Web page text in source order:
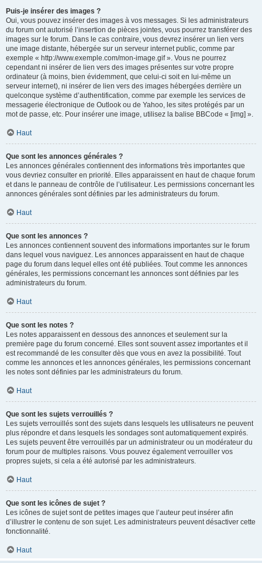
Puis-je insérer des images ?
Oui, vous pouvez insérer des images à vos messages. Si les administrateurs
du forum ont autorisé l’insertion de pièces jointes, vous pourrez transférer des
images sur le forum. Dans le cas contraire, vous devrez insérer un lien vers
une image distante, hébergée sur un serveur internet public, comme par
exemple « http://www.exemple.com/mon-image.gif ». Vous ne pourrez
cependant ni insérer de lien vers des images présentes sur votre propre
ordinateur (à moins, bien évidemment, que celui-ci soit en lui-même un
serveur internet), ni insérer de lien vers des images hébergées derrière un
quelconque système d’authentification, comme par exemple les services de
messagerie électronique de Outlook ou de Yahoo, les sites protégés par un
mot de passe, etc. Pour insérer une image, utilisez la balise BBCode « [img] ».
Haut
Que sont les annonces générales ?
Les annonces générales contiennent des informations très importantes que
vous devriez consulter en priorité. Elles apparaissent en haut de chaque forum
et dans le panneau de contrôle de l’utilisateur. Les permissions concernant les
annonces générales sont définies par les administrateurs du forum.
Haut
Que sont les annonces ?
Les annonces contiennent souvent des informations importantes sur le forum
dans lequel vous naviguez. Les annonces apparaissent en haut de chaque
page du forum dans lequel elles ont été publiées. Tout comme les annonces
générales, les permissions concernant les annonces sont définies par les
administrateurs du forum.
Haut
Que sont les notes ?
Les notes apparaissent en dessous des annonces et seulement sur la
première page du forum concerné. Elles sont souvent assez importantes et il
est recommandé de les consulter dès que vous en avez la possibilité. Tout
comme les annonces et les annonces générales, les permissions concernant
les notes sont définies par les administrateurs du forum.
Haut
Que sont les sujets verrouillés ?
Les sujets verrouillés sont des sujets dans lesquels les utilisateurs ne peuvent
plus répondre et dans lesquels les sondages sont automatiquement expirés.
Les sujets peuvent être verrouillés par un administrateur ou un modérateur du
forum pour de multiples raisons. Vous pouvez également verrouiller vos
propres sujets, si cela a été autorisé par les administrateurs.
Haut
Que sont les icônes de sujet ?
Les icônes de sujet sont de petites images que l’auteur peut insérer afin
d’illustrer le contenu de son sujet. Les administrateurs peuvent désactiver cette
fonctionnalité.
Haut